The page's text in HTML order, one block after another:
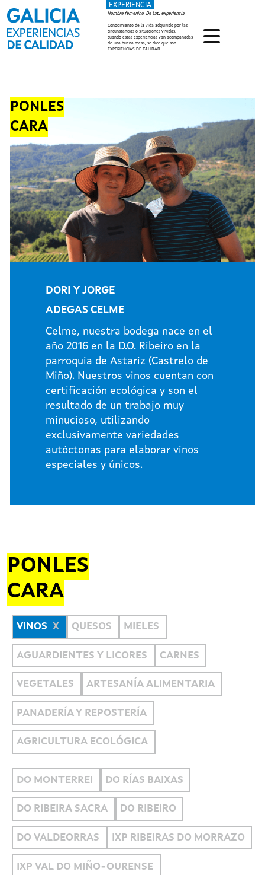
Pasar al contenido principal
EXPERIENCIA
Nombre femenino. De lat. experiencia.
Conocimiento de la vida adquirido por las
circunstancias o situaciones vividas,
cuando estas experiencias van acompañadas
de una buena mesa, se dice que son
EXPERIENCIAS DE CALIDAD
PONLES
CARA
DORI Y JORGE
ADEGAS CELME
Celme, nuestra bodega nace en el
año 2016 en la D.O. Ribeiro en la
parroquia de Astariz (Castrelo de
Miño). Nuestros vinos cuentan con
certificación ecológica y son el
resultado de un trabajo muy
minucioso, utilizando
exclusivamente variedades
autóctonas para elaborar vinos
especiales y únicos.
PONLES
CARA
VINOS QUESOS MIELES
AGUARDIENTES Y LICORES CARNES
VEGETALES ARTESANÍA ALIMENTARIA
PANADERÍA Y REPOSTERÍA
AGRICULTURA ECOLÓGICA
DO MONTERREI DO RÍAS BAIXAS
DO RIBEIRA SACRA DO RIBEIRO
DO VALDEORRAS IXP RIBEIRAS DO MORRAZO
IXP VAL DO MIÑO-OURENSE